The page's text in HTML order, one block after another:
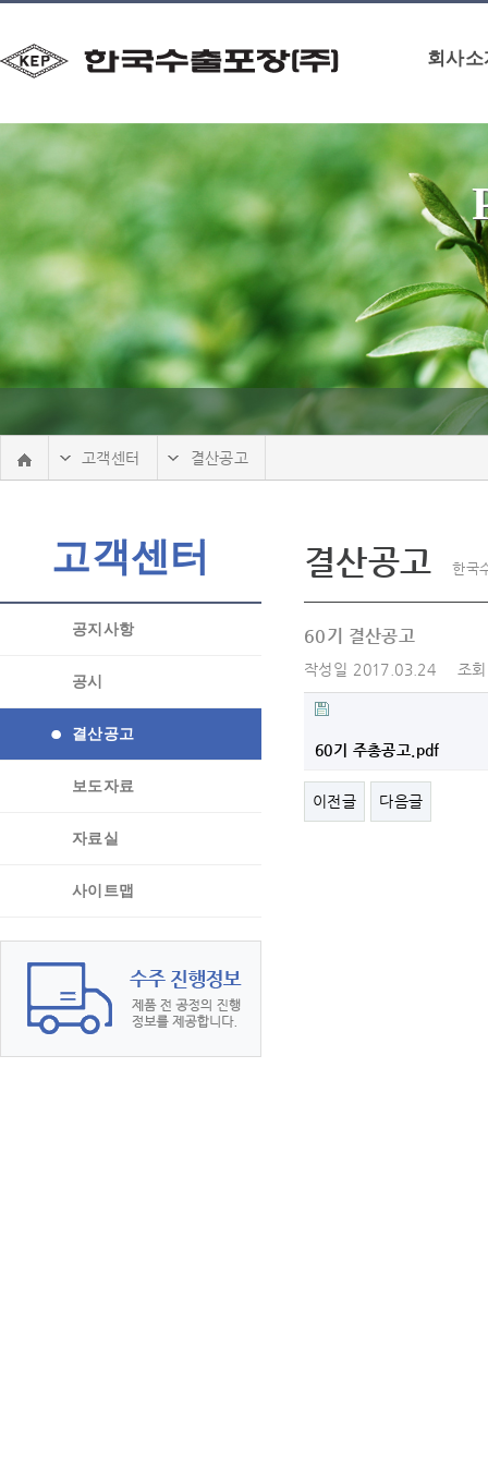
회사소
고객센터 결산공고
고객센터
공지사항
공시
결산공고
보도자료
자료실
사이트맵
결산공고한국
60기 결산공고
작성일 2017.03.24 조회
60기 주총공고.pdf
이전글 다음글